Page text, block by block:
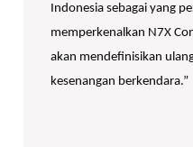
Indonesia sebagai yang
memperkenalkan N7X
akan mendefinisikan
kesenangan berkendara.”